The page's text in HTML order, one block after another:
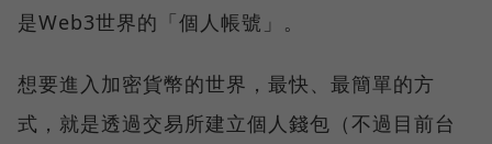
是Web3世界的「個人帳號」。
想要進入加密貨幣的世界，最快、最簡單的方
式，就是透過交易所建立個人錢包（不過目前台